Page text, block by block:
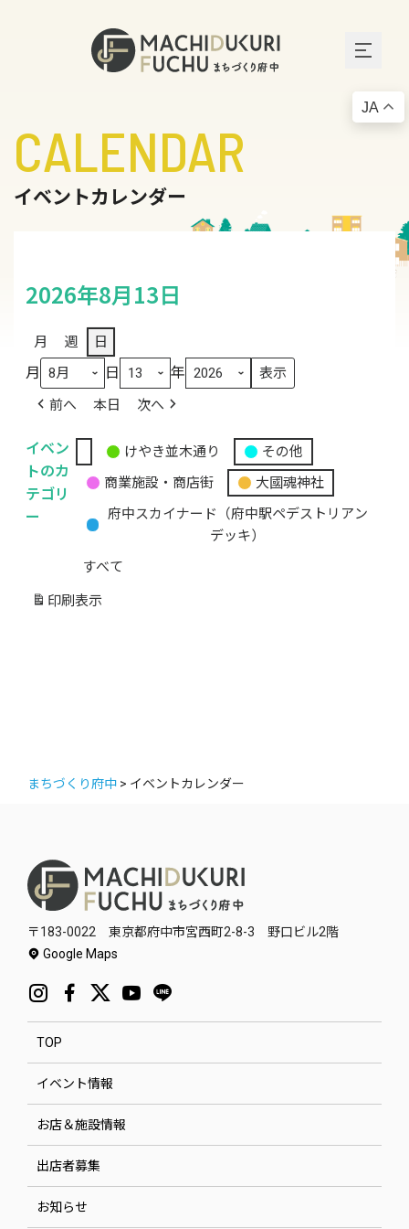
CALENDAR
イベントカレンダー
2026年8月13日
月 週 日
月 日 年
前へ 本日 次へ
イベン
トのカ
テゴリ
ー
無
題
カ
ゴ
リ
けやき並木通り
その他
商業施設・商店街
大國魂神社
府中スカイナード（府中駅ペデストリアン
デッキ）
すべて
印刷 表示
まちづくり府中 > イベントカレンダー
〒183-0022 東京都府中市宮西町2-8-3 野口ビル2階
Google Maps
TOP
イベント情報
お店＆施設情報
出店者募集
お知らせ
JA